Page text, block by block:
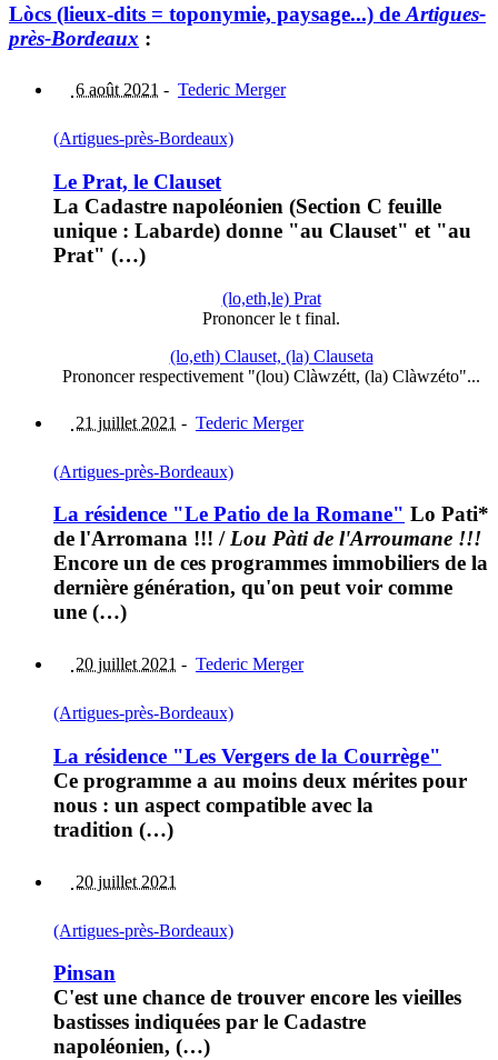
Lòcs (lieux-dits = toponymie, paysage...) de Artigues-
près-Bordeaux :
6 août 2021 - Tederic Merger
(Artigues-près-Bordeaux)
Le Prat, le Clauset
La Cadastre napoléonien (Section C feuille
unique : Labarde) donne "au Clauset" et "au
Prat" (…)
(lo,eth,le) Prat
Prononcer le t final.
(lo,eth) Clauset, (la) Clauseta
Prononcer respectivement "(lou) Clàwzétt, (la) Clàwzéto"...
21 juillet 2021 - Tederic Merger
(Artigues-près-Bordeaux)
La résidence "Le Patio de la Romane" Lo Pati*
de l'Arromana !!! /Lou Pàti de l'Arroumane !!!
Encore un de ces programmes immobiliers de la
dernière génération, qu'on peut voir comme
une (…)
20 juillet 2021 - Tederic Merger
(Artigues-près-Bordeaux)
La résidence "Les Vergers de la Courrège"
Ce programme a au moins deux mérites pour
nous : un aspect compatible avec la
tradition (…)
20 juillet 2021
(Artigues-près-Bordeaux)
Pinsan
C'est une chance de trouver encore les vieilles
bastisses indiquées par le Cadastre
napoléonien, (…)